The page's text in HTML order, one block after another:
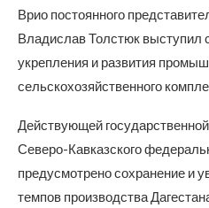
Врио постоянного
Владислав Толстюк выступил
укрепления и развития
сельскохозяйственного
Действующей
Северо-Кавказского
предусмотрено сохранение и
темпов производства